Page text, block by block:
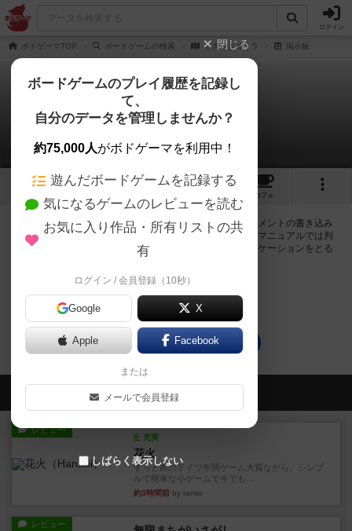
ログイン
ボドゲーマTOP ボードゲームの検索 もぎもぎゴリラ 掲示板
もぎもぎゴリラ
0件の掲示板
3
カフェ
ログインするともぎもぎゴリラに関する掲示板の作成やコメントの書き込み
が出来るようになります。ルールの疑問やエラッタ情報、マニュアルでは判
断し辛い曖昧な表記等について会員同士で自由にコミュニケーションをとる
ログイン/無料会員登録
もぎもぎゴリラのトップに戻る
会員の新しい投稿
レビュー
充実
花火
ずっと前のドイツ年間ゲーム大賞ながら、シンプ
ルで簡単な小ゲームで今でも...
約3時間前 by tamio
レビュー
閉じる
ボードゲームのプレイ履歴を記録し
て、
自分のデータを管理しませんか？
約75,000人がボドゲーマを利用中！
遊んだボードゲームを記録する
気になるゲームのレビューを読む
お気に入り作品・所有リストの共
有
ログイン / 会員登録（10秒）
Google X
Apple Facebook
または
メールで会員登録
しばらく表示しない